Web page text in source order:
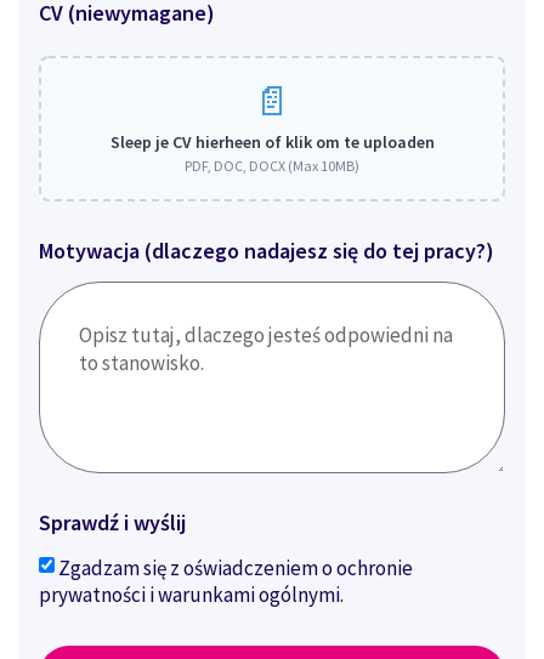
CV (niewymagane)
Sleep je CV hierheen of klik om te uploaden
PDF, DOC, DOCX (Max 10MB)
Motywacja (dlaczego nadajesz się do tej pracy?)
Sprawdź i wyślij
Zgadzam się z oświadczeniem o ochronie
prywatności i warunkami ogólnymi.